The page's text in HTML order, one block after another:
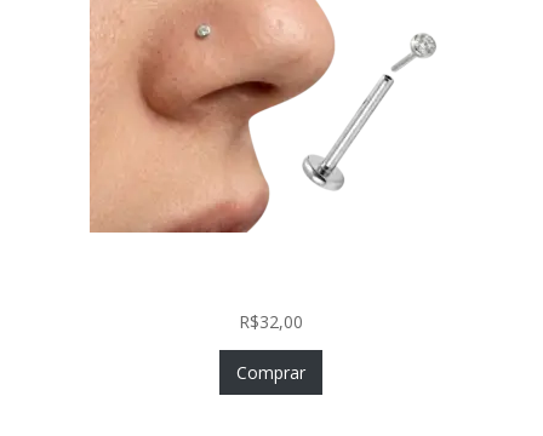
R$32,00
Comprar